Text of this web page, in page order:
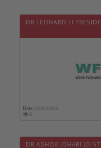
DR LEONARD LI
Date :07/02/2018
0
DR ASHOK JOHARI